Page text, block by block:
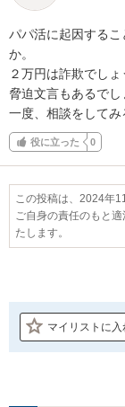
パパ活に起因する
か。
２万円は詐欺でしょ
脅迫文言もあるでし
一度、相談をしてみ
役に立った 0
この投稿は、2024年
ご自身の責任のもと
たします。
マイリストに入